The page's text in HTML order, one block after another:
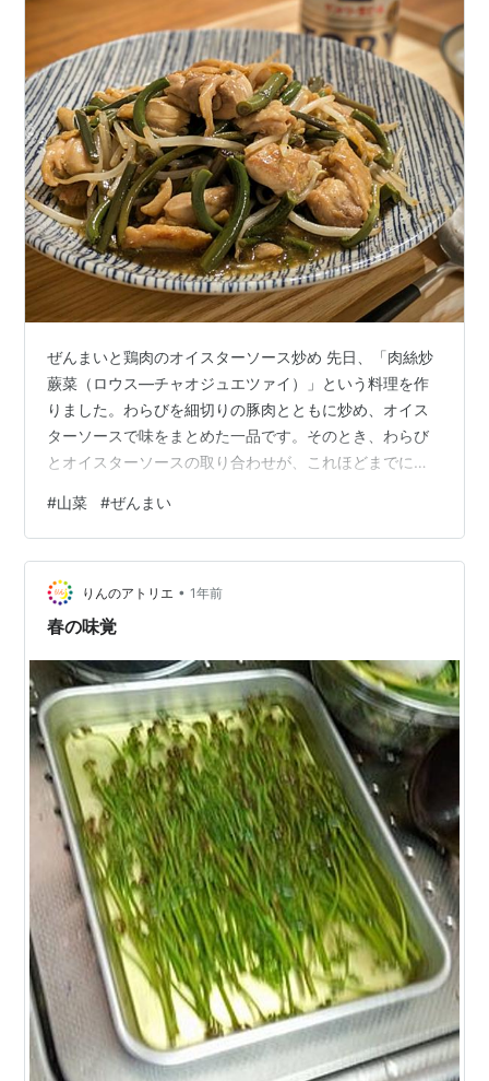
ぜんまいと鶏肉のオイスターソース炒め 先日、「肉絲炒
蕨菜（ロウス―チャオジュエツァイ）」という料理を作
りました。わらびを細切りの豚肉とともに炒め、オイス
ターソースで味をまとめた一品です。そのとき、わらび
とオイスターソースの取り合わせが、これほどまでにし
で、これまで食べてきたわらび料理の中でも、断然一
番。そんな手応えを感じた料理でした。 これまでわらび
といえば、アク抜きしたものを生姜醤油でいただくか、
あるいは山菜蕎麦の具として添えるくらいで、いたって
素朴な食べ方ばかりをしておりました。それが、オイス
て…
#山菜 #ぜんまい
りんのアトリエ • 1年前
春の味覚